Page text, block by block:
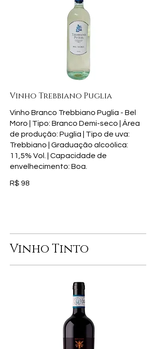
Vinho Trebbiano Puglia
Vinho Branco Trebbiano Puglia - Bel
Moro | Tipo: Branco Demi-seco | Área
de produção: Puglia | Tipo de uva:
Trebbiano | Graduação alcoólica:
11,5% Vol. | Capacidade de
envelhecimento: Boa.
R$ 98
Vinho Tinto